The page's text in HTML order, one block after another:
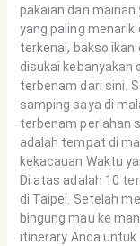
pakaian dan
yang paling menarik
terkenal, bakso ikan
disukai kebanyakan
terbenam dari sini.
samping saya di
terbenam perlahan
adalah tempat di
kekacauan Waktu
Di atas adalah 10
di Taipei. Setelah
bingung mau ke
itinerary Anda